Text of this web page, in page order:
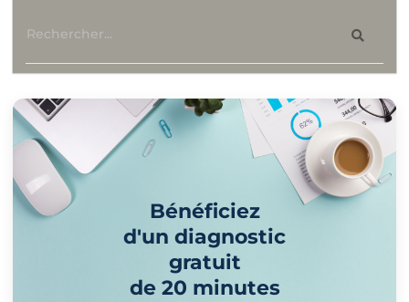
Bénéficiez
d'un diagnostic
gratuit
de 20 minutes